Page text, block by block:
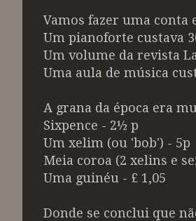
Vamos fazer uma conta
Um pianoforte custava
Um volume da revista
Uma aula de música
A grana da época era
Sixpence - 2½ p
Um xelim (ou 'bob') - 5p
Meia coroa (2 xelins e
Uma guinéu - £ 1,05
Donde se conclui que